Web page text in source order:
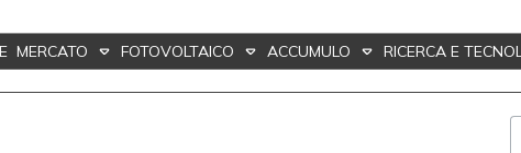
MERCATO FOTOVOLTAICO ACCUMULO RICERCA E